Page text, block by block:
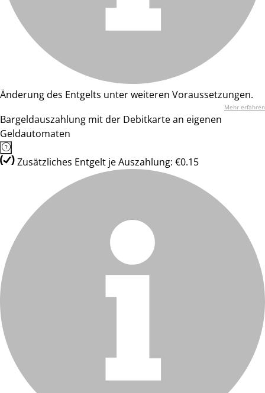
Änderung des Entgelts unter weiteren Voraussetzungen.
Mehr erfahren
Bargeldauszahlung mit der Debitkarte an eigenen
Geldautomaten
Zusätzliches Entgelt je Auszahlung: €0.15